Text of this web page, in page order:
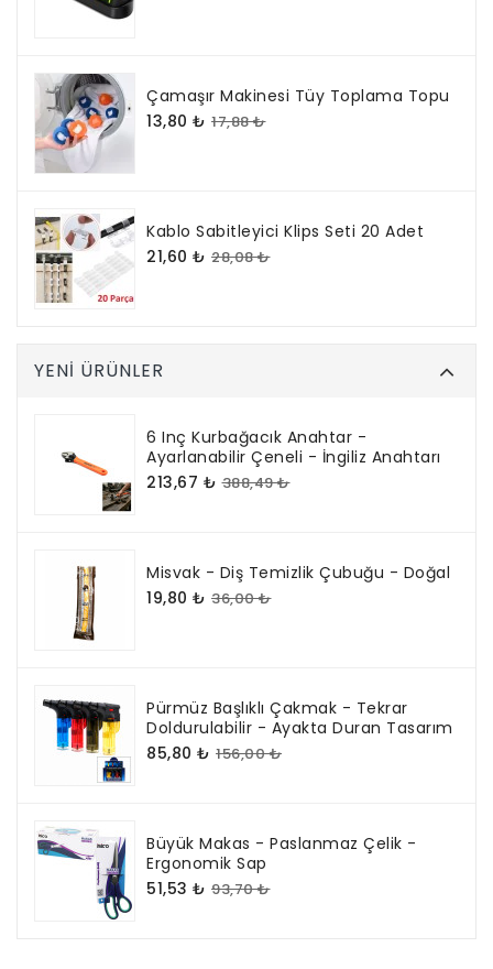
Çamaşır Makinesi Tüy Toplama Topu
13,80 ₺ 17,88 ₺
Kablo Sabitleyici Klips Seti 20 Adet
21,60 ₺ 28,08 ₺
YENI ÜRÜNLER
6 Inç Kurbağacık Anahtar -
Ayarlanabilir Çeneli - İngiliz Anahtarı
213,67 ₺ 388,49 ₺
Misvak - Diş Temizlik Çubuğu - Doğal
19,80 ₺ 36,00 ₺
Pürmüz Başlıklı Çakmak - Tekrar
Doldurulabilir - Ayakta Duran Tasarım
85,80 ₺ 156,00 ₺
Büyük Makas - Paslanmaz Çelik -
Ergonomik Sap
51,53 ₺ 93,70 ₺